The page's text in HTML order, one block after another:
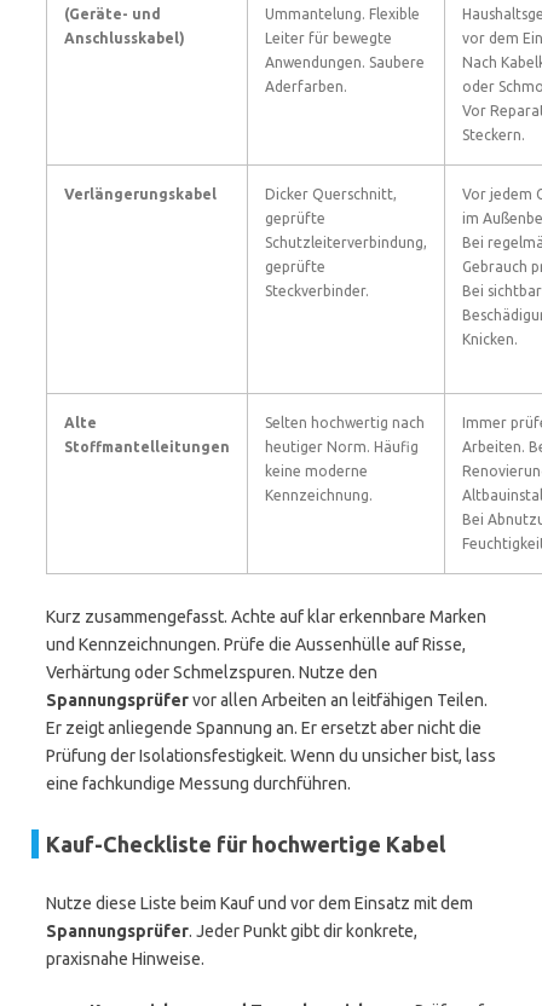
(Geräte- und
Anschlusskabel)
Ummantelung. Flexible
Leiter für bewegte
Anwendungen. Saubere
Aderfarben.
vor dem
Nach
oder
Vor
Steckern.
Verlängerungskabel
Dicker Querschnitt,
geprüfte
Schutzleiterverbindung,
geprüfte
Steckverbinder.
Vor jedem
im
Bei
Gebrauch
Bei
Knicken.
Alte
Stoffmantelleitungen
Selten hochwertig nach
heutiger Norm. Häufig
keine moderne
Kennzeichnung.
Immer
Arbeiten.
Bei
Kurz zusammengefasst. Achte auf klar erkennbare Marken
und Kennzeichnungen. Prüfe die Aussenhülle auf Risse,
Verhärtung oder Schmelzspuren. Nutze den
Spannungsprüfervor allen Arbeiten an leitfähigen Teilen.
Er zeigt anliegende Spannung an. Er ersetzt aber nicht die
Prüfung der Isolationsfestigkeit. Wenn du unsicher bist, lass
eine fachkundige Messung durchführen.
Kauf-Checkliste für hochwertige Kabel
Nutze diese Liste beim Kauf und vor dem Einsatz mit dem
Spannungsprüfer. Jeder Punkt gibt dir konkrete,
praxisnahe Hinweise.